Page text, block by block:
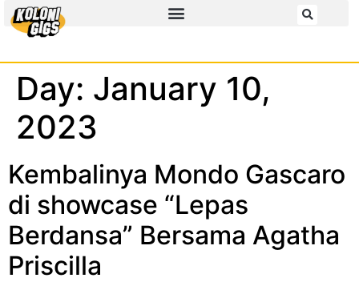
Day: January 10,
2023
Kembalinya Mondo Gascaro
di showcase “Lepas
Berdansa” Bersama Agatha
Priscilla